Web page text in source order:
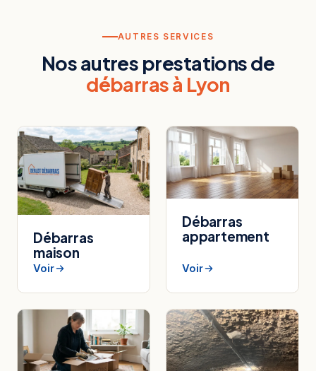
AUTRES SERVICES
Nos autres prestations de
débarras à Lyon
Débarras
maison
Voir
Débarras
appartement
Voir